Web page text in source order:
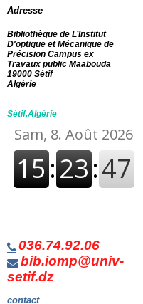
Adresse
Bibliothèque de L’Institut
D'optique et Mécanique de
Précision Campus ex
Travaux public Maabouda
19000 Sétif
Algérie
Sétif,Algérie
036.74.92.06
bib.iomp@univ-
setif.dz
contact